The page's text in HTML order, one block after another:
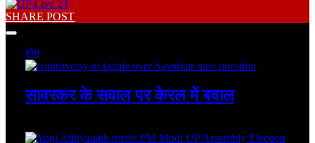
SHARE POST
होम
सावरकर के सवाल पर केरल में बवाल